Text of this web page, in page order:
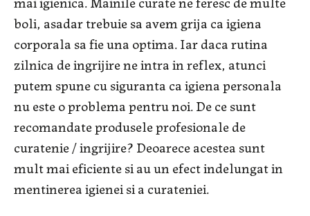
boli, asadar trebuie sa avem grija ca igiena
corporala sa fie una optima. Iar daca rutina
zilnica de ingrijire ne intra in reflex, atunci
putem spune cu siguranta ca igiena personala
nu este o problema pentru noi. De ce sunt
recomandate produsele profesionale de
curatenie / ingrijire? Deoarece acestea sunt
mult mai eficiente si au un efect indelungat in
mentinerea igienei si a curateniei.